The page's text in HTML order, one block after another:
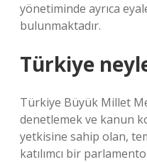
yönetiminde ayrıca
bulunmaktadır.
Türkiye
Türkiye Büyük Millet
denetlemek ve kanun
yetkisine sahip olan,
katılımcı bir